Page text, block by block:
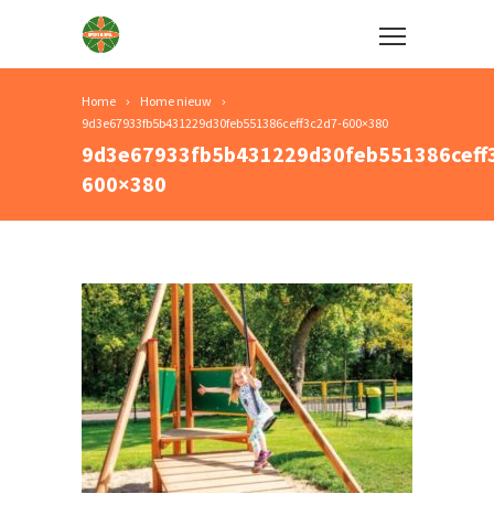
Home
Home nieuw
9d3e67933fb5b431229d30feb551386ceff3c2d7-600×380
600×380